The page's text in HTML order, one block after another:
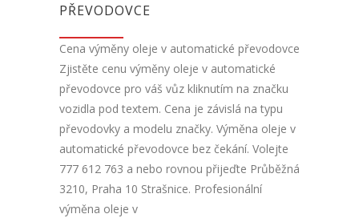
PŘEVODOVCE
Cena výměny oleje v automatické převodovce
Zjistěte cenu výměny oleje v automatické
převodovce pro váš vůz kliknutím na značku
vozidla pod textem. Cena je závislá na typu
převodovky a modelu značky. Výměna oleje v
automatické převodovce bez čekání. Volejte
777 612 763 a nebo rovnou přijeďte Průběžná
3210, Praha 10 Strašnice. Profesionální
výměna oleje v